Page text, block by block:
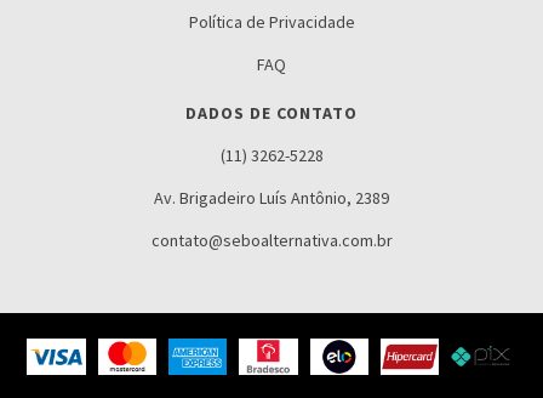
Política de Privacidade
FAQ
DADOS DE CONTATO
(11) 3262-5228
Av. Brigadeiro Luís Antônio, 2389
contato@seboalternativa.com.br